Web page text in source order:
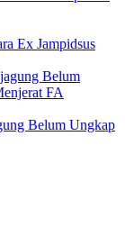
Ex Jampidsus
Belum Ungkap